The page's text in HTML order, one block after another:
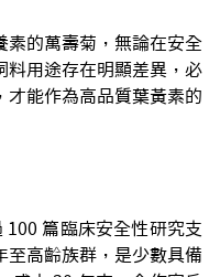
素的萬壽菊，無論在安全
料用途存在明顯差異，必
才能作為高品質葉黃素的
100 篇臨床安全性研究支
至高齡族群，是少數具備